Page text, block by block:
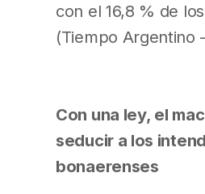
con el 16,8 % de
(Tiempo Argentino
Con una ley, el
seducir a los
bonaerenses